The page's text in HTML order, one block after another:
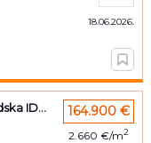
18.06.2026.
ID... 164.900 €
2.660 €/m2